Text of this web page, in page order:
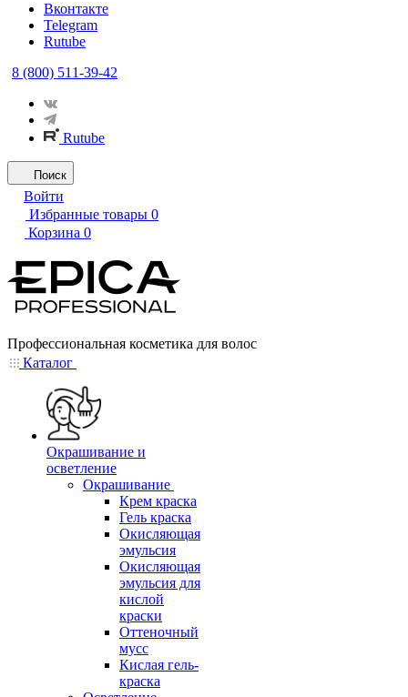
Вконтакте
Telegram
Rutube
8 (800) 511-39-42
Rutube
Поиск
Войти
Избранные товары 0
Корзина 0
Профессиональная косметика для волос
Каталог
Окрашивание и
осветление
Окрашивание
Крем краска
Гель краска
Окисляющая
эмульсия
Окисляющая
эмульсия для
кислой
краски
Оттеночный
мусс
Кислая гель-
краска